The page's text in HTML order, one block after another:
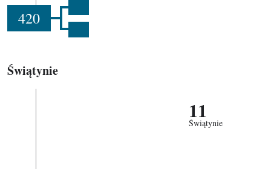
420
Świątynie
11
Świątynie